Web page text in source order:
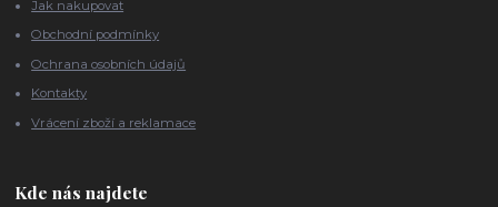
Jak nakupovat
Obchodní podmínky
Ochrana osobních údajů
Kontakty
Vrácení zboží a reklamace
Kde nás najdete